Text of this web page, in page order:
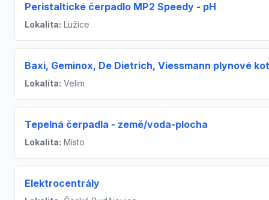
Peristaltické čerpadlo MP2 Speedy - pH
Lokalita: Lužice
Baxi, Geminox, De Dietrich, Viessmann plynové
Lokalita: Velim
Tepelná čerpadla - země/voda-plocha
Lokalita: Místo
Elektrocentrály